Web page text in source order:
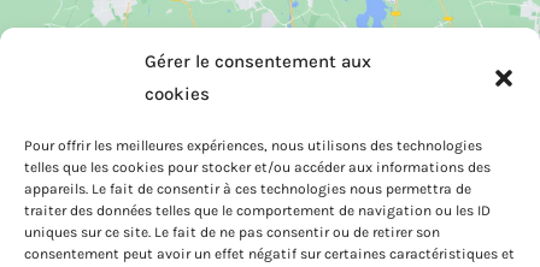
Gérer le consentement aux
cookies
Pour offrir les meilleures expériences, nous utilisons des technologies
telles que les cookies pour stocker et/ou accéder aux informations des
appareils. Le fait de consentir à ces technologies nous permettra de
traiter des données telles que le comportement de navigation ou les ID
uniques sur ce site. Le fait de ne pas consentir ou de retirer son
consentement peut avoir un effet négatif sur certaines caractéristiques et
O C T A N E| Photographies: